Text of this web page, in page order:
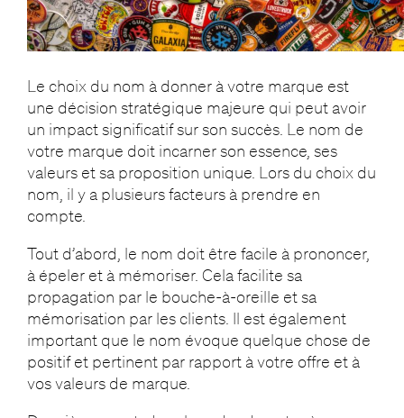
Le choix du nom à donner à votre marque est
une décision stratégique majeure qui peut avoir
un impact significatif sur son succès. Le nom de
votre marque doit incarner son essence, ses
valeurs et sa proposition unique. Lors du choix du
nom, il y a plusieurs facteurs à prendre en
compte.
Tout d’abord, le nom doit être facile à prononcer,
à épeler et à mémoriser. Cela facilite sa
propagation par le bouche-à-oreille et sa
mémorisation par les clients. Il est également
important que le nom évoque quelque chose de
positif et pertinent par rapport à votre offre et à
vos valeurs de marque.